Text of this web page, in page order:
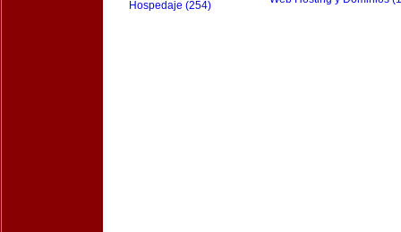
Hospedaje (254)